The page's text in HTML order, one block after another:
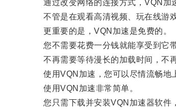
通过改变网络的连接方式，VQN加速
不管是在观看高清视频、玩在线游戏
更重要的是，VQN加速是免费的。
您不需要花费一分钱就能享受到它带
不再需要等待漫长的加载时间，不再
使用VQN加速，您可以尽情流畅地
使用VQN加速非常简单。
您只需下载并安装VQN加速器软件